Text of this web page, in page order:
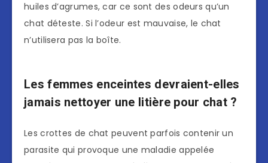
huiles d’agrumes, car ce sont des odeurs qu’un
chat déteste. Si l’odeur est mauvaise, le chat
n’utilisera pas la boîte.
Les femmes enceintes devraient-elles
jamais nettoyer une litière pour chat ?
Les crottes de chat peuvent parfois contenir un
parasite qui provoque une maladie appelée